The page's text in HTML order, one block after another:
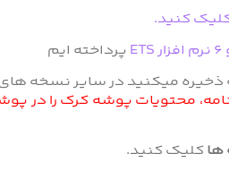
پرداخته ایم
ذخیره میکنید در سایر نسخه
محتویات پوشه کرک را
هاکلیک کنید.